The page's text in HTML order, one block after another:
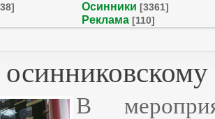
Осинники [3361]
Реклама [110]
В